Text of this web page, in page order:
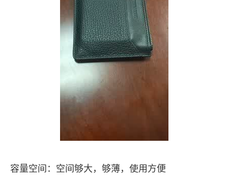
容量空间：空间够大，够薄，使用方便